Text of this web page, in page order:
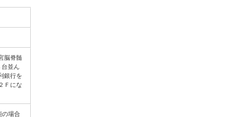
脳脊髄
並ん
銀行を
Ｆにな
の場合